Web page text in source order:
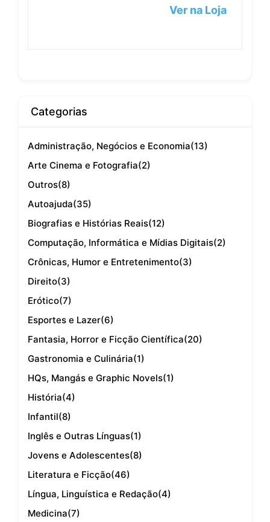
Ver na Loja
Categorias
Administração, Negócios e Economia(13)
Arte Cinema e Fotografia(2)
Outros(8)
Autoajuda(35)
Biografias e Histórias Reais(12)
Computação, Informática e Mídias Digitais(2)
Crônicas, Humor e Entretenimento(3)
Direito(3)
Erótico(7)
Esportes e Lazer(6)
Fantasia, Horror e Ficção Científica(20)
Gastronomia e Culinária(1)
HQs, Mangás e Graphic Novels(1)
História(4)
Infantil(8)
Inglês e Outras Línguas(1)
Jovens e Adolescentes(8)
Literatura e Ficção(46)
Língua, Linguística e Redação(4)
Medicina(7)